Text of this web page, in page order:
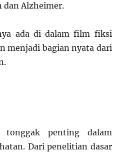
dan Alzheimer.
ada di dalam film fiksi
menjadi bagian nyata dari
tonggak penting dalam
Dari penelitian dasar